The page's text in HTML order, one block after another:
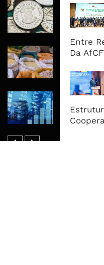
Entre
Da
Dívida e
Oferta
Dívida
PIB e